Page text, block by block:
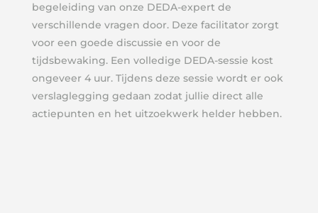
begeleiding van onze DEDA-expert de
verschillende vragen door. Deze facilitator zorgt
voor een goede discussie en voor de
tijdsbewaking. Een volledige DEDA-sessie kost
ongeveer 4 uur. Tijdens deze sessie wordt er ook
verslaglegging gedaan zodat jullie direct alle
actiepunten en het uitzoekwerk helder hebben.